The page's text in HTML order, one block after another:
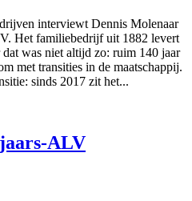
interviewt Dennis Molenaar
Het familiebedrijf uit 1882 levert
was niet altijd zo: ruim 140 jaar
met transities in de maatschappij.
sinds 2017 zit het...
ALV